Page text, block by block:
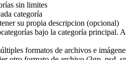
sin limites
categoría
su propia descripcion (opcional)
bajo la categoría principal.
formatos de archivos e